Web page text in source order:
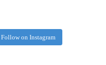
Follow on Instagram